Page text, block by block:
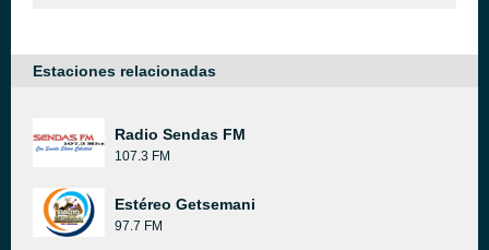
Estaciones relacionadas
Radio Sendas FM
107.3 FM
Estéreo Getsemani
97.7 FM